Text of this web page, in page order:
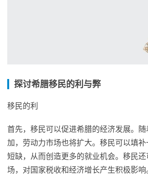
探讨希腊移民的利与弊
移民的利
首先，移民可以促进希腊的经济发展。
加，劳动力市场也将扩大。移民可以填
短缺，从而创造更多的就业机会。移民
场，对国家税收和经济增长产生积极影响